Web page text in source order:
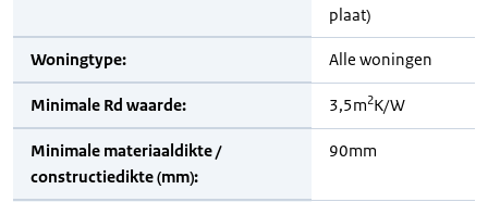
plaat)
Woningtype: Alle woningen
Minimale Rd waarde: 3,5m2K/W
Minimale materiaaldikte /
constructiedikte (mm):
90mm